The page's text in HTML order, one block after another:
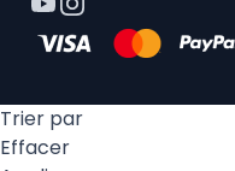
Trier par
Effacer